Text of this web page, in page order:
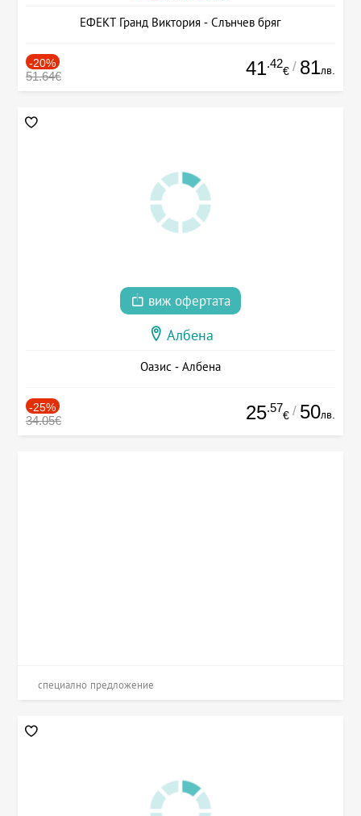
ЕФЕКТ Гранд Виктория - Слънчев бряг
-20%
51.64€ 41.42
€ / 81лв.
виж офертата
Албена
Оазис - Албена
-25%
34.05€ 25.57
€ / 50лв.
специално предложение